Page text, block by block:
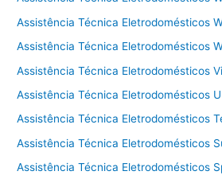
Assistência Técnica Eletrodomésticos
Assistência Técnica Eletrodomésticos
Assistência Técnica Eletrodomésticos
Assistência Técnica Eletrodomésticos
Assistência Técnica Eletrodomésticos
Assistência Técnica Eletrodomésticos
Assistência Técnica Eletrodomésticos